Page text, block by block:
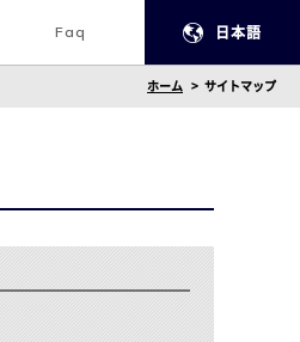
Faq 日本語
ホーム サイトマップ